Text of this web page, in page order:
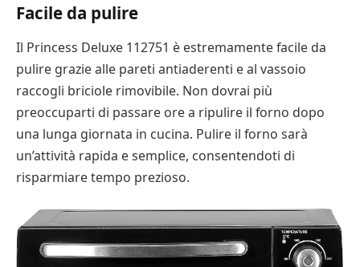
Facile da pulire
Il Princess Deluxe 112751 è estremamente facile da
pulire grazie alle pareti antiaderenti e al vassoio
raccogli briciole rimovibile. Non dovrai più
preoccuparti di passare ore a ripulire il forno dopo
una lunga giornata in cucina. Pulire il forno sarà
un’attività rapida e semplice, consentendoti di
risparmiare tempo prezioso.